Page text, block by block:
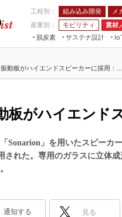
工程別： 組み込み開発 メ
産業別：
モビリティ 素材
脱炭素
サステナ設計
ながる工場
AI×設備保全 JIMTOF
IIFES
ジャパ
スマー
動板がハイエンドスピーカーに採用：...
板がハイエンド
Sonarion」を用いたスピーカ
された。専用のガラスに立体
通知する 見る